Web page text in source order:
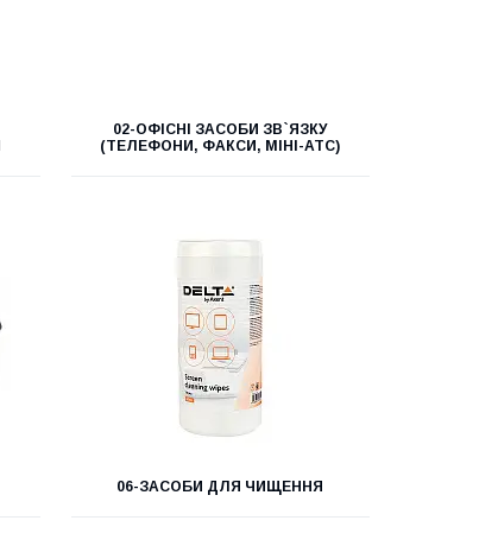
02-ОФІСНІ ЗАСОБИ ЗВ`ЯЗКУ
(ТЕЛЕФОНИ, ФАКСИ, МІНІ-АТС)
06-ЗАСОБИ ДЛЯ ЧИЩЕННЯ